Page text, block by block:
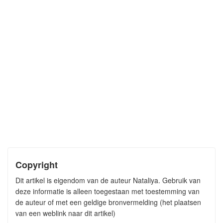
Copyright
Dit artikel is eigendom van de auteur Nataliya. Gebruik van
deze informatie is alleen toegestaan met toestemming van
de auteur of met een geldige bronvermelding (het plaatsen
van een weblink naar dit artikel)